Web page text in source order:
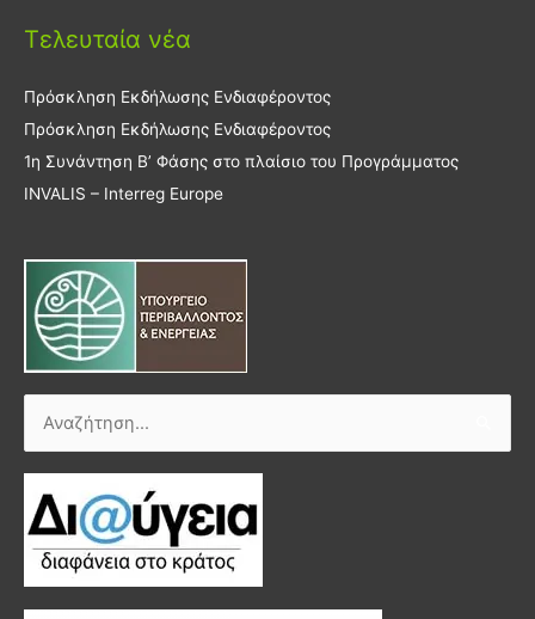
Τελευταία νέα
Πρόσκληση Εκδήλωσης Ενδιαφέροντος
Πρόσκληση Εκδήλωσης Ενδιαφέροντος
1η Συνάντηση Β’ Φάσης στο πλαίσιο του Προγράμματος
INVALIS – Interreg Europe
Αναζήτηση